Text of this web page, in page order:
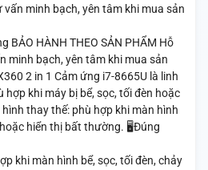
minh bạch, yên tâm khi mua sản
BẢO HÀNH THEO SẢN PHẨM Hỗ
minh bạch, yên tâm khi mua sản
2 in 1 Cảm ứng i7-8665U là linh
hợp khi máy bị bể, sọc, tối đèn hoặc
thay thế: phù hợp khi màn hình
hiển thị bất thường. 🖥️Đúng
khi màn hình bể, sọc, tối đèn, chảy